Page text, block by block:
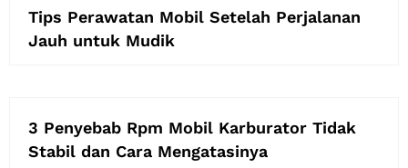
Tips Perawatan Mobil Setelah Perjalanan
Jauh untuk Mudik
3 Penyebab Rpm Mobil Karburator Tidak
Stabil dan Cara Mengatasinya